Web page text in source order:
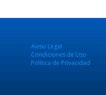
Aviso Legal
Condiciones de Uso
Política de Privacidad